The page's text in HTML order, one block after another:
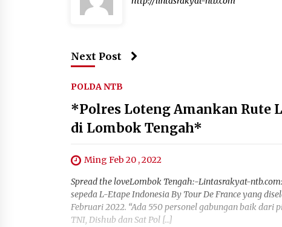
Next Post
POLDA NTB
*Polres Loteng Amankan Rute
di Lombok Tengah*
Ming Feb 20 , 2022
Spread the loveLombok Tengah:-Lintasrakyat-
sepeda L-Etape Indonesia By Tour De France yang
Februari 2022. “Ada 550 personel gabungan baik dari
TNI, Dishub dan Sat Pol […]